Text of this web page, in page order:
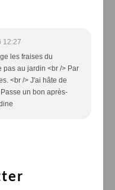
12:27
les fraises du
pas au jardin <br /> Par
<br /> J'ai hâte de
un bon après-